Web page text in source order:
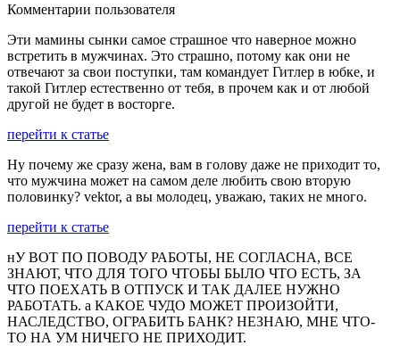
Комментарии пользователя
Эти мамины сынки самое страшное что наверное можно
встретить в мужчинах. Это страшно, потому как они не
отвечают за свои поступки, там командует Гитлер в юбке, и
такой Гитлер естественно от тебя, в прочем как и от любой
другой не будет в восторге.
перейти к статье
Ну почему же сразу жена, вам в голову даже не приходит то,
что мужчина может на самом деле любить свою вторую
половинку? vektor, а вы молодец, уважаю, таких не много.
перейти к статье
нУ ВОТ ПО ПОВОДУ РАБОТЫ, НЕ СОГЛАСНА, ВСЕ
ЗНАЮТ, ЧТО ДЛЯ ТОГО ЧТОБЫ БЫЛО ЧТО ЕСТЬ, ЗА
ЧТО ПОЕХАТЬ В ОТПУСК И ТАК ДАЛЕЕ НУЖНО
РАБОТАТЬ. а КАКОЕ ЧУДО МОЖЕТ ПРОИЗОЙТИ,
НАСЛЕДСТВО, ОГРАБИТЬ БАНК? НЕЗНАЮ, МНЕ ЧТО-
ТО НА УМ НИЧЕГО НЕ ПРИХОДИТ.